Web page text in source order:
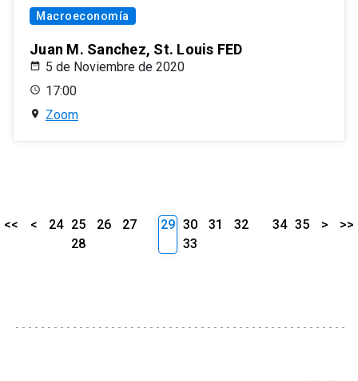
Macroeconomía
Juan M. Sanchez, St. Louis FED
5 de Noviembre de 2020
17:00
Zoom
<< < 24 25 26
27
28
29 30 31
32
33
34 35 > >>